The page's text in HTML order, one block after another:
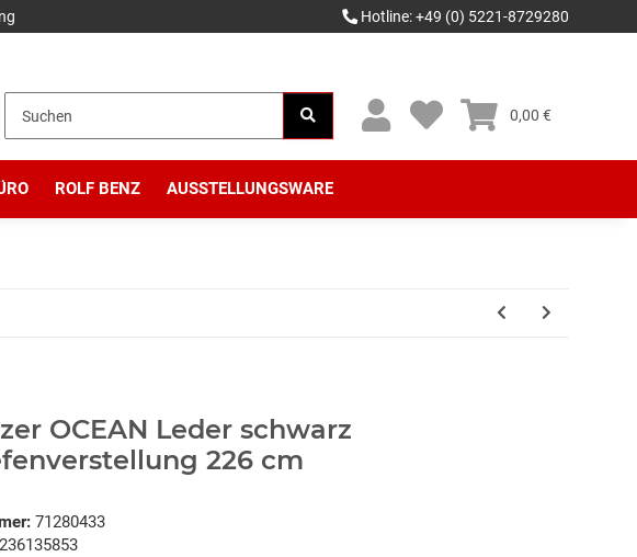
Hotline: +49 (0) 5221-8729280
0,00 €
ROLF BENZ AUSSTELLUNGSWARE
OCEAN Leder schwarz
226 cm
71280433